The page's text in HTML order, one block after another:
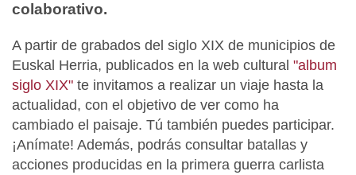
colaborativo.
A partir de grabados del siglo XIX de municipios de
Euskal Herria, publicados en la web cultural "album
siglo XIX" te invitamos a realizar un viaje hasta la
actualidad, con el objetivo de ver como ha
cambiado el paisaje. Tú también puedes participar.
¡Anímate! Además, podrás consultar batallas y
acciones producidas en la primera guerra carlista